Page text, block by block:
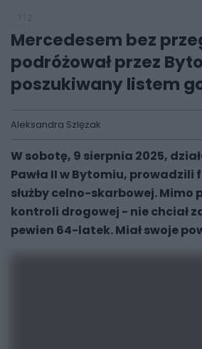
Mercedesem bez
podróżował przez
poszukiwany listem
Aleksandra Szlęzak
W sobotę, 9 sierpnia 2025,
Pawła II w Bytomiu,
służby celno-skarbowej. Mimo
kontroli drogowej - nie chciał
pewien 64-latek. Miał swoje